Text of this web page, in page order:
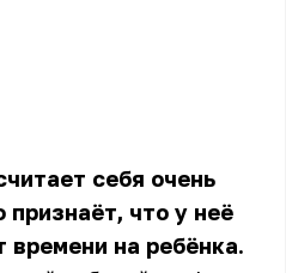
себя очень
что у неё
времени на ребёнка.